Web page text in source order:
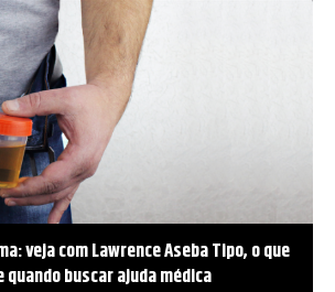
veja com Lawrence Aseba Tipo, o que
buscar ajuda médica